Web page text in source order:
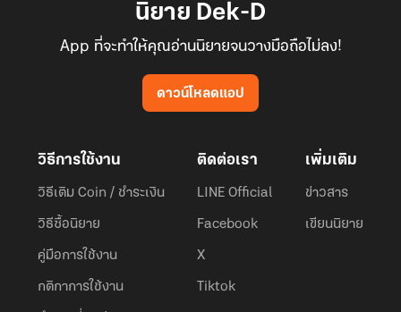
นิยาย Dek-D
App ที่จะทำให้คุณอ่านนิยายจนวางมือถือไม่ลง!
ดาวน์โหลดแอป
วิธีการใช้งาน
วิธีเติม Coin / ชำระเงิน
วิธีซื้อนิยาย
คู่มือการใช้งาน
กติกาการใช้งาน
ติดต่อเรา
LINE Official
Facebook
X
Tiktok
เพิ่มเติม
ข่าวสาร
เขียนนิยาย